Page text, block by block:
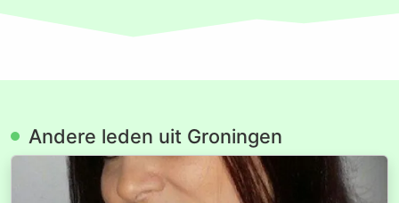
Andere leden uit Groningen